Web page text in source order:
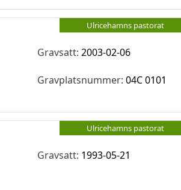
Ulricehamns pastorat
Gravsatt:2003-02-06
Gravplatsnummer: 04C 0101
Ulricehamns pastorat
Gravsatt: 1993-05-21